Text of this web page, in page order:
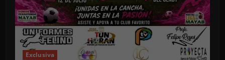
Exclusiva